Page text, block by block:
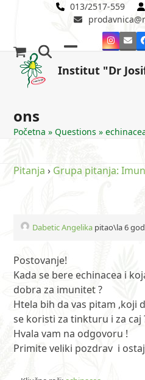
013/2517-559
Institut "Dr
mobile
mobile
ons
Početna »Questions »
Pitanja › Grupa pitanja:
Dabetic Angelika pitao\la 6
Postovanje!
Kada se bere echinacea i
dobra za imunitet ?
Htela bih da vas pitam ,koji
se koristi za tinkturu i za caj
Hvala vam na odgovoru !
Primite veliki pozdrav i